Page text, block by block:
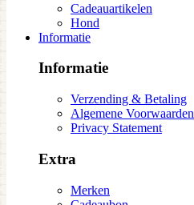
Cadeauartikelen
Hond
Informatie
Informatie
Verzending & Betaling
Algemene Voorwaarden
Privacy Statement
Extra
Merken